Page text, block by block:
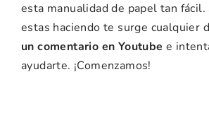
esta manualidad de papel tan
estas haciendo te surge cualquier
un comentario en Youtube e
ayudarte. ¡Comenzamos!